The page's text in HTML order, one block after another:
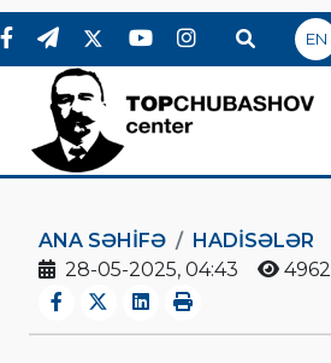
EN
ANA SƏHIFƏ
HADİSƏLƏR
28-05-2025, 04:43
4962